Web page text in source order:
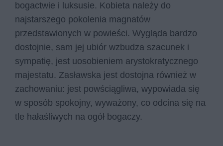
bogactwie i luksusie. Kobieta należy do
najstarszego pokolenia magnatów
przedstawionych w powieści. Wygląda bardzo
dostojnie, sam jej ubiór wzbudza szacunek i
sympatię, jest uosobieniem arystokratycznego
majestatu. Zasławska jest dostojna również w
zachowaniu: jest powściągliwa, wypowiada się
w sposób spokojny, wyważony, co odcina się na
tle hałaśliwych na ogół bogaczy.